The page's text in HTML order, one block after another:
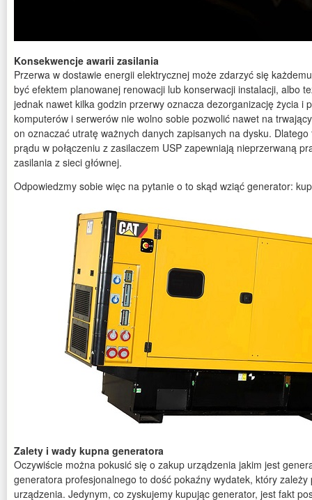
Konsekwencje awarii zasilania
Przerwa w dostawie energii elektrycznej może zdarzyć się
być efektem planowanej renowacji lub konserwacji instalacji, albo
jednak nawet kilka godzin przerwy oznacza dezorganizację życia i
komputerów i serwerów nie wolno sobie pozwolić nawet na
on oznaczać utratę ważnych danych zapisanych na dysku.
prądu w połączeniu z zasilaczem USP zapewniają nieprzerwaną
zasilania z sieci głównej.
Odpowiedzmy sobie więc na pytanie o to skąd wziąć generator:
Zalety i wady kupna generatora
Oczywiście można pokusić się o zakup urządzenia jakim jest
generatora profesjonalnego to dość pokaźny wydatek, który
urządzenia. Jedynym, co zyskujemy kupując generator, jest fakt